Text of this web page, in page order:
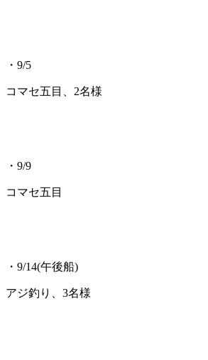
・9/5
コマセ五目、2名様
・9/9
コマセ五目
・9/14(午後船)
アジ釣り、3名様